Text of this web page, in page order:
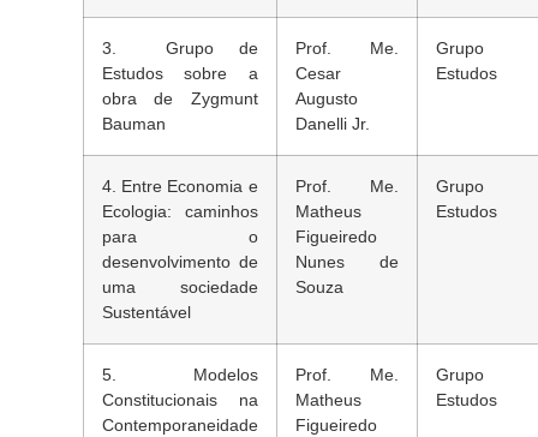
3. Grupo de
Estudos sobre a
obra de Zygmunt
Bauman
Prof. Me.
Cesar
Augusto
Danelli Jr.
Grupo
Estudos
4. Entre Economia e
Ecologia: caminhos
para o
desenvolvimento de
uma sociedade
Sustentável
Prof. Me.
Matheus
Figueiredo
Nunes de
Souza
Grupo
Estudos
5. Modelos
Constitucionais na
Contemporaneidade
Prof. Me.
Matheus
Figueiredo
Grupo
Estudos